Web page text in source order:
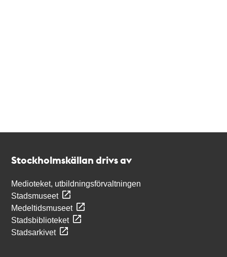
Stockholmskällan drivs av
Medioteket, utbildningsförvaltningen
Stadsmuseet
Medeltidsmuseet
Stadsbiblioteket
Stadsarkivet